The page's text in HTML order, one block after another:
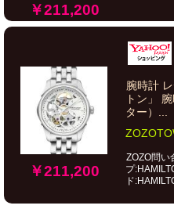
￥211,200
￥211,200
腕時計
トン」
ター）...
ZOZO問い
プ
ド